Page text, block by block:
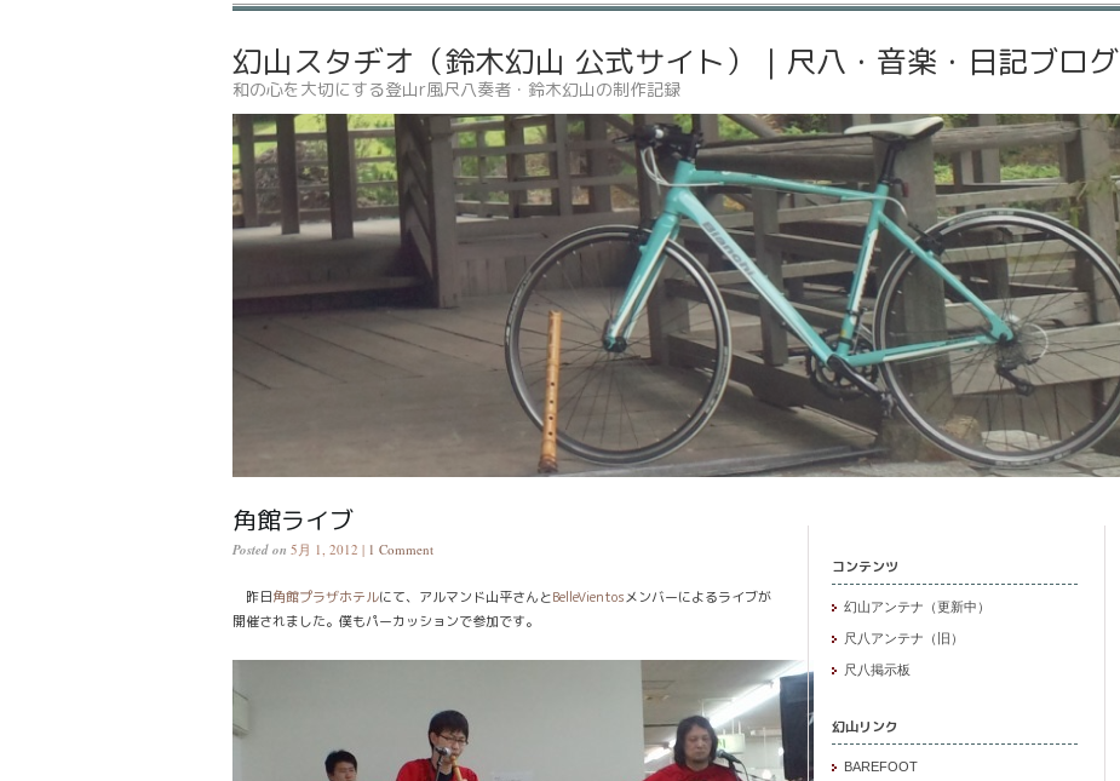
幻山スタヂオ（鈴木幻山 公式サイト）｜尺八・音楽・日記ブログ
和の心を大切にする登山r風尺八奏者・鈴木幻山の制作記録
角館ライブ
Posted on 5月 1, 2012 | 1 Comment
昨日角館プラザホテルにて、アルマンド山平さんとBelleVientosメンバーによるライブが
開催されました。僕もパーカッションで参加です。
コンテンツ
幻山アンテナ（更新中）
尺八アンテナ（旧）
尺八掲示板
幻山リンク
BAREFOOT